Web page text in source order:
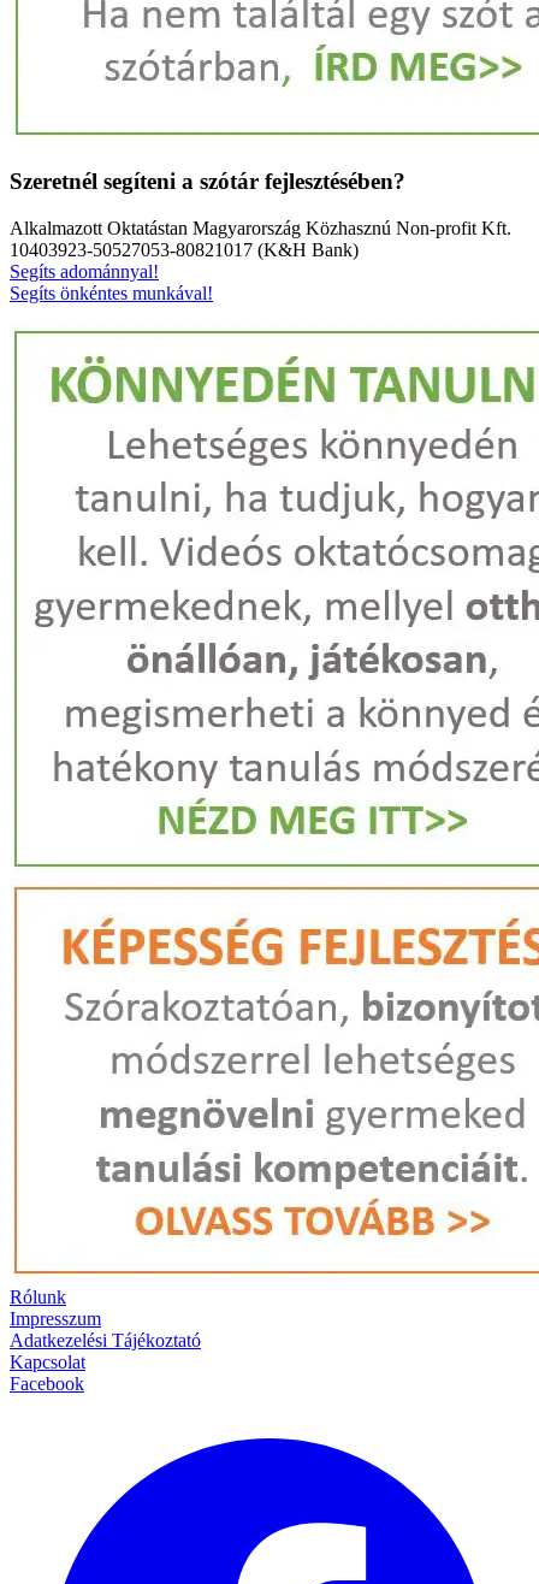
Szeretnél segíteni a szótár fejlesztésében?
Alkalmazott Oktatástan Magyarország Közhasznú Non-profit Kft.
10403923-50527053-80821017 (K&H Bank)
Segíts adománnyal!
Segíts önkéntes munkával!
Rólunk
Impresszum
Adatkezelési Tájékoztató
Kapcsolat
Facebook